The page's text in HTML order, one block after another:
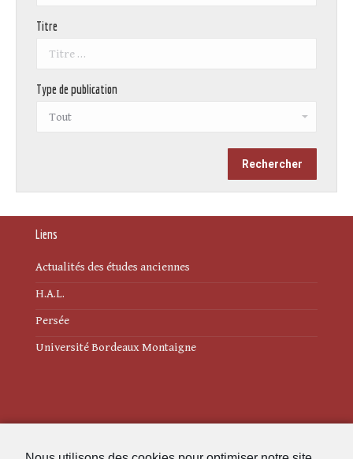
Titre
Type de publication
Liens
Actualités des études anciennes
H.A.L.
Persée
Université Bordeaux Montaigne